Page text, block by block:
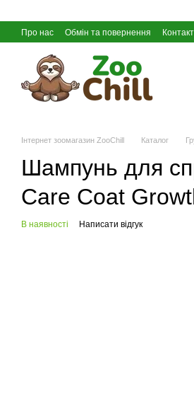
Про нас Обмін та повернення
Інтернет зоомагазин ZooChill Каталог
Шампунь для
Care Coat
В наявності Написати відгук